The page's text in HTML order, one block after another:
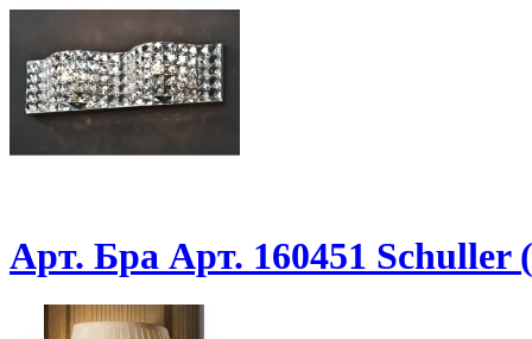
Арт. Бра Арт. 160451 Schuller